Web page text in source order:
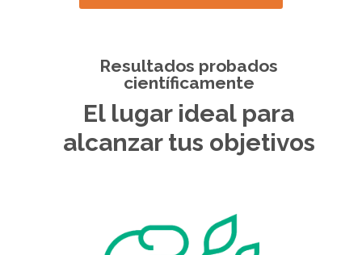
Resultados probados
científicamente
El lugar ideal para
alcanzar tus objetivos